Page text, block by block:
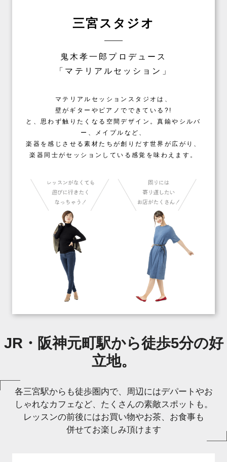
三宮スタジオ
鬼木孝一郎プロデュース
「マテリアルセッション」
マテリアルセッションスタジオは、
壁がギターやピアノでできている?!
と、思わず触りたくなる空間デザイン。真鍮やシルバ
ー、メイプルなど、
楽器を感じさせる素材たちが創りだす世界が広がり、
楽器同士がセッションしている感覚を味わえます。
JR・阪神元町駅から徒歩5分の好
立地。
各三宮駅からも徒歩圏内で、周辺にはデパートやお
しゃれなカフェなど、たくさんの素敵スポットも。
レッスンの前後にはお買い物やお茶、お食事も
併せてお楽しみ頂けます